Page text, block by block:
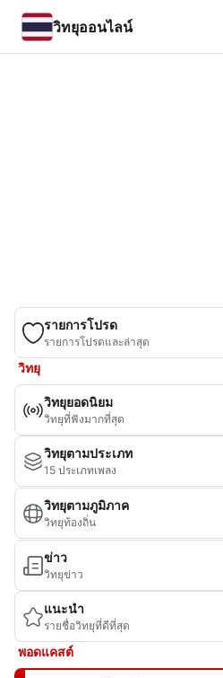
วิทยุออนไลน์
รายการโปรด
รายการโปรดและล่าสุด
วิทยุ
วิทยุยอดนิยม
วิทยุที่ฟังมากที่สุด
วิทยุตามประเภท
15 ประเภทเพลง
วิทยุตามภูมิภาค
วิทยุท้องถิ่น
ข่าว
วิทยุข่าว
แนะนำ
รายชื่อวิทยุที่ดีที่สุด
พอดแคสต์